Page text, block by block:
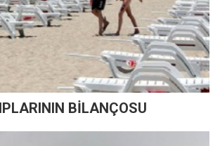
BİLANÇOSU